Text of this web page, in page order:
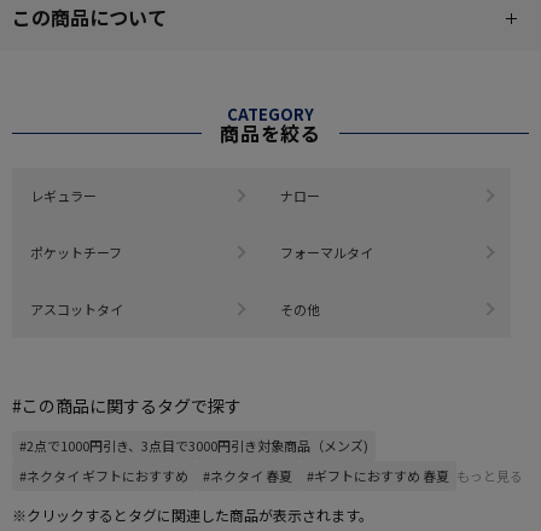
この商品について
CATEGORY
商品を絞る
レギュラー ナロー
ポケットチーフ フォーマルタイ
アスコットタイ その他
#この商品に関するタグで探す
#2点で1000円引き、3点目で3000円引き対象商品（メンズ)
#ネクタイ ギフトにおすすめ
#ネクタイ 春夏 #ギフトにおすすめ 春夏 もっと見る
※クリックするとタグに関連した商品が表示されます。